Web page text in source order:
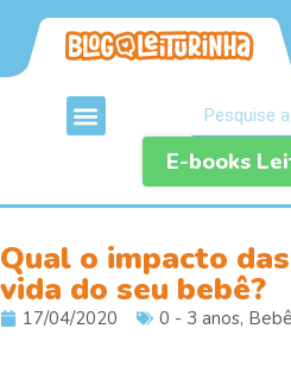
E-books
Qual o impacto
vida do seu bebê?
17/04/2020 0 - 3 anos, Bebê